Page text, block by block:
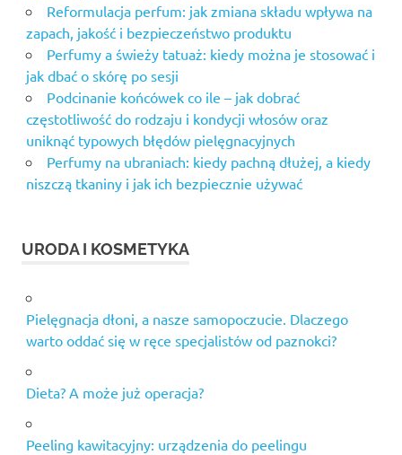
Reformulacja perfum: jak zmiana składu wpływa na
zapach, jakość i bezpieczeństwo produktu
Perfumy a świeży tatuaż: kiedy można je stosować i
jak dbać o skórę po sesji
Podcinanie końcówek co ile – jak dobrać
częstotliwość do rodzaju i kondycji włosów oraz
uniknąć typowych błędów pielęgnacyjnych
Perfumy na ubraniach: kiedy pachną dłużej, a kiedy
niszczą tkaniny i jak ich bezpiecznie używać
URODA I KOSMETYKA
Pielęgnacja dłoni, a nasze samopoczucie. Dlaczego
warto oddać się w ręce specjalistów od paznokci?
Dieta? A może już operacja?
Peeling kawitacyjny: urządzenia do peelingu